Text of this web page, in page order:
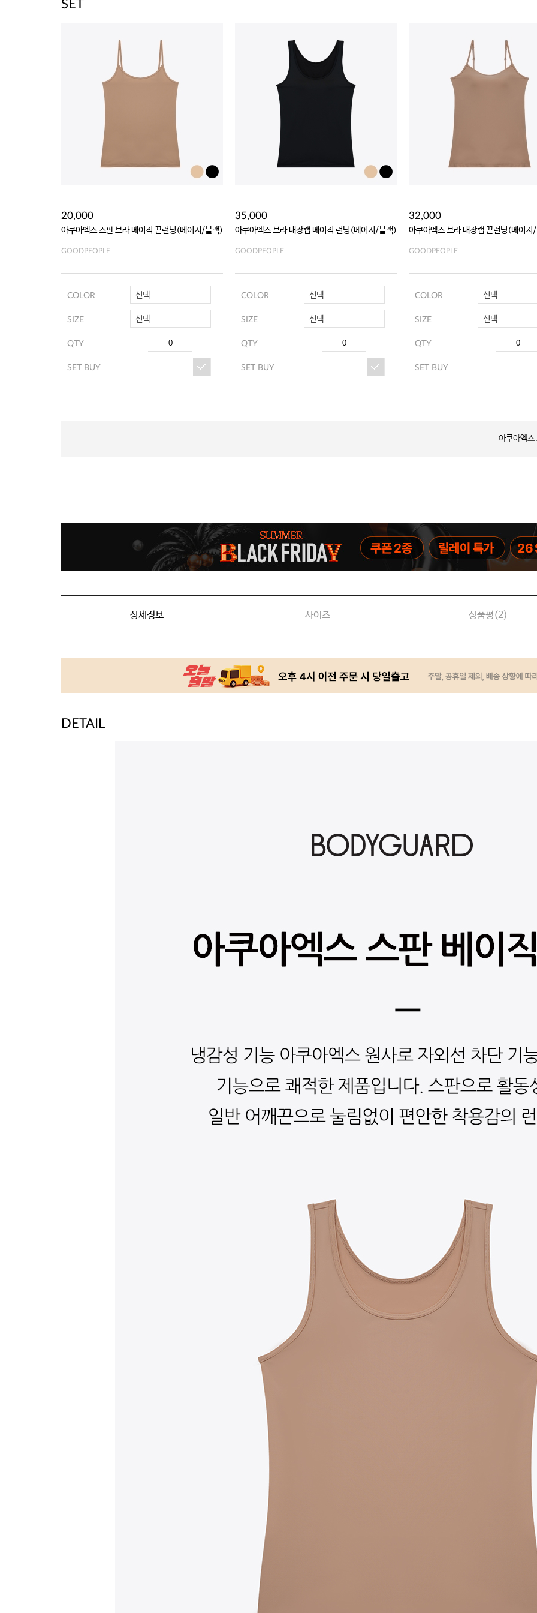
SET
20,000
아쿠아엑스 스판 브라 베이직 끈런닝(베이지/블랙)
GOODPEOPLE
COLOR 선택
SIZE 선택
QTY
SET BUY
35,000
아쿠아엑스 브라 내장캡 베이직 런닝(베이지/블랙)
GOODPEOPLE
COLOR 선택
SIZE 선택
QTY
SET BUY
32,000
아쿠아엑스 브라 내장캡 끈런닝(베이지
GOODPEOPLE
COLOR 선택
SIZE 선택
QTY
SET BUY
아쿠아엑
상세정보 사이즈 상품평(2)
DETAIL